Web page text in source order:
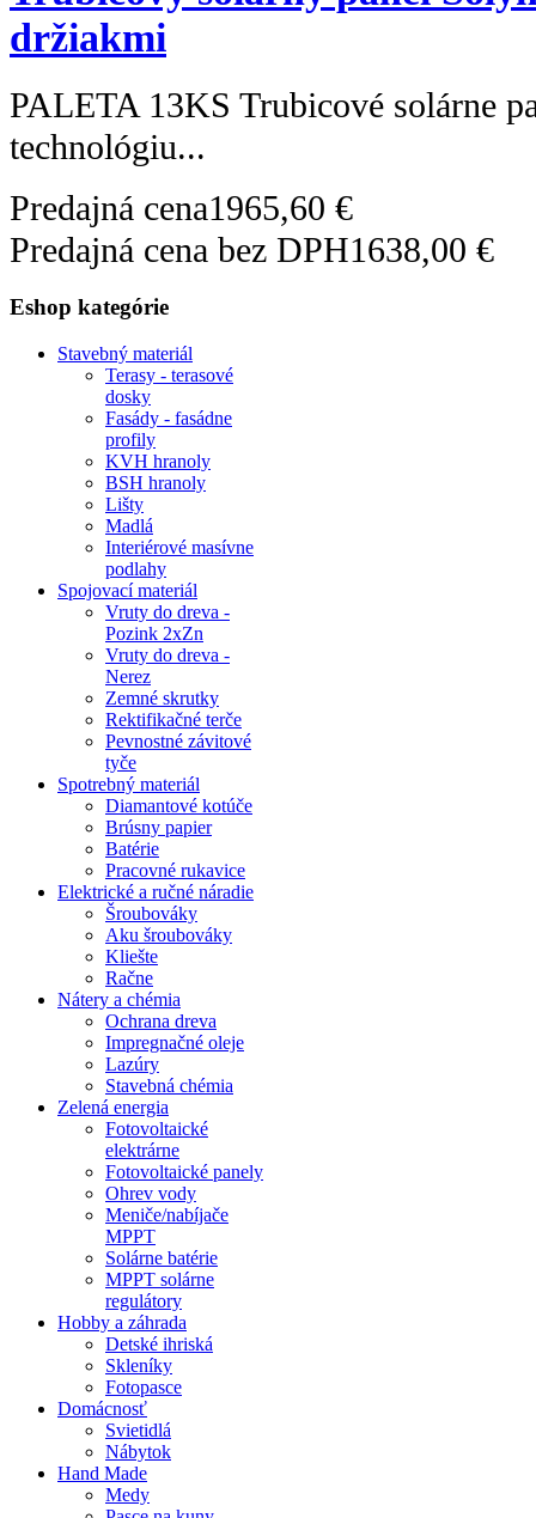
držiakmi
PALETA 13KS Trubicové solárne
technológiu...
Predajná cena1965,60 €
Predajná cena bez DPH1638,00 €
Eshop kategórie
Stavebný materiál
Terasy - terasové
dosky
Fasády - fasádne
profily
KVH hranoly
BSH hranoly
Lišty
Madlá
Interiérové masívne
podlahy
Spojovací materiál
Vruty do dreva -
Pozink 2xZn
Vruty do dreva -
Nerez
Zemné skrutky
Rektifikačné terče
Pevnostné závitové
tyče
Spotrebný materiál
Diamantové kotúče
Brúsny papier
Batérie
Pracovné rukavice
Elektrické a ručné náradie
Šroubováky
Aku šroubováky
Kliešte
Račne
Nátery a chémia
Ochrana dreva
Impregnačné oleje
Lazúry
Stavebná chémia
Zelená energia
Fotovoltaické
elektrárne
Fotovoltaické panely
Ohrev vody
Meniče/nabíjače
MPPT
Solárne batérie
MPPT solárne
regulátory
Hobby a záhrada
Detské ihriská
Skleníky
Fotopasce
Domácnosť
Svietidlá
Nábytok
Hand Made
Medy